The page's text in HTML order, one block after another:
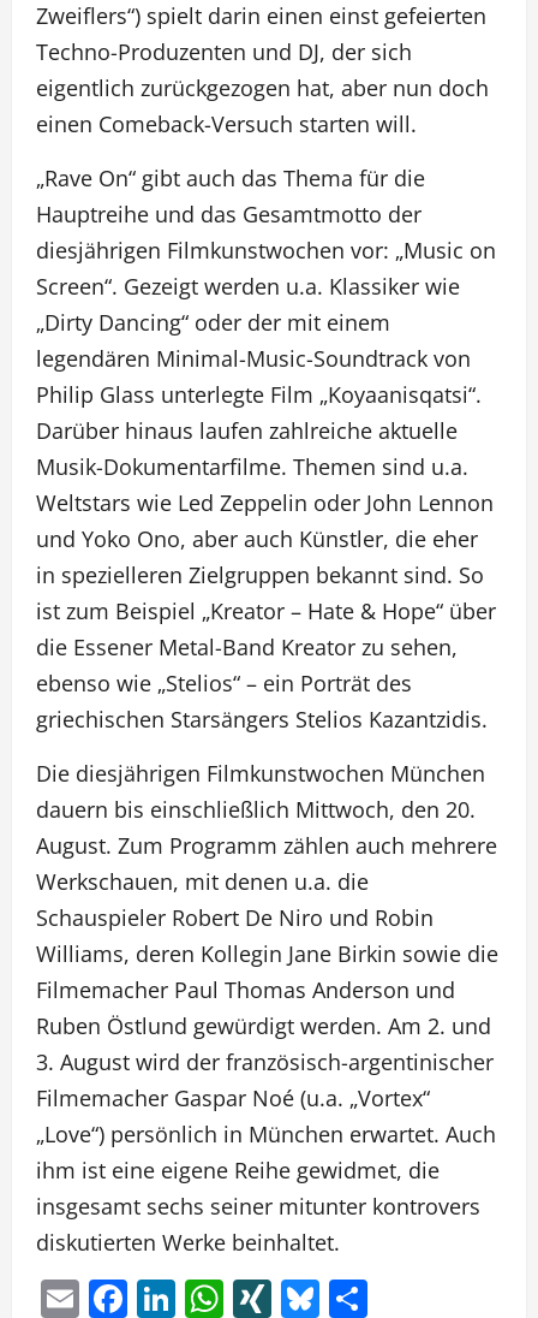
Zweiflers“) spielt darin einen einst gefeierten
Techno-Produzenten und DJ, der sich
eigentlich zurückgezogen hat, aber nun doch
einen Comeback-Versuch starten will.
„Rave On“ gibt auch das Thema für die
Hauptreihe und das Gesamtmotto der
diesjährigen Filmkunstwochen vor: „Music on
Screen“. Gezeigt werden u.a. Klassiker wie
„Dirty Dancing“ oder der mit einem
legendären Minimal-Music-Soundtrack von
Philip Glass unterlegte Film „Koyaanisqatsi“.
Darüber hinaus laufen zahlreiche aktuelle
Musik-Dokumentarfilme. Themen sind u.a.
Weltstars wie Led Zeppelin oder John Lennon
und Yoko Ono, aber auch Künstler, die eher
in spezielleren Zielgruppen bekannt sind. So
ist zum Beispiel „Kreator – Hate & Hope“ über
die Essener Metal-Band Kreator zu sehen,
ebenso wie „Stelios“ – ein Porträt des
griechischen Starsängers Stelios Kazantzidis.
Die diesjährigen Filmkunstwochen München
dauern bis einschließlich Mittwoch, den 20.
August. Zum Programm zählen auch mehrere
Werkschauen, mit denen u.a. die
Schauspieler Robert De Niro und Robin
Williams, deren Kollegin Jane Birkin sowie die
Filmemacher Paul Thomas Anderson und
Ruben Östlund gewürdigt werden. Am 2. und
3. August wird der französisch-argentinischer
Filmemacher Gaspar Noé (u.a. „Vortex“
„Love“) persönlich in München erwartet. Auch
ihm ist eine eigene Reihe gewidmet, die
insgesamt sechs seiner mitunter kontrovers
diskutierten Werke beinhaltet.
EmailFacebook
LinkedIn
WhatsApp
XINGBluesky